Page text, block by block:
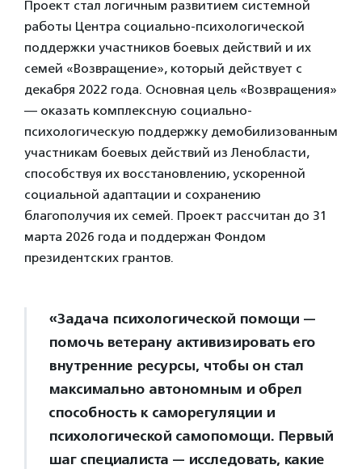
Проект стал логичным развитием системной
работы Центра социально-психологической
поддержки участников боевых действий и их
семей «Возвращение», который действует с
декабря 2022 года. Основная цель «Возвращения»
— оказать комплексную социально-
психологическую поддержку демобилизованным
участникам боевых действий из Ленобласти,
способствуя их восстановлению, ускоренной
социальной адаптации и сохранению
благополучия их семей. Проект рассчитан до 31
марта 2026 года и поддержан Фондом
президентских грантов.
«Задача психологической помощи —
помочь ветерану активизировать его
внутренние ресурсы, чтобы он стал
максимально автономным и обрел
способность к саморегуляции и
психологической самопомощи. Первый
шаг специалиста — исследовать, какие